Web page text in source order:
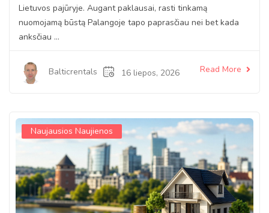
Lietuvos pajūryje. Augant paklausai, rasti tinkamą
nuomojamą būstą Palangoje tapo paprasčiau nei bet kada
anksčiau ...
Balticrentals 16 liepos, 2026 Read More
Naujausios Naujienos